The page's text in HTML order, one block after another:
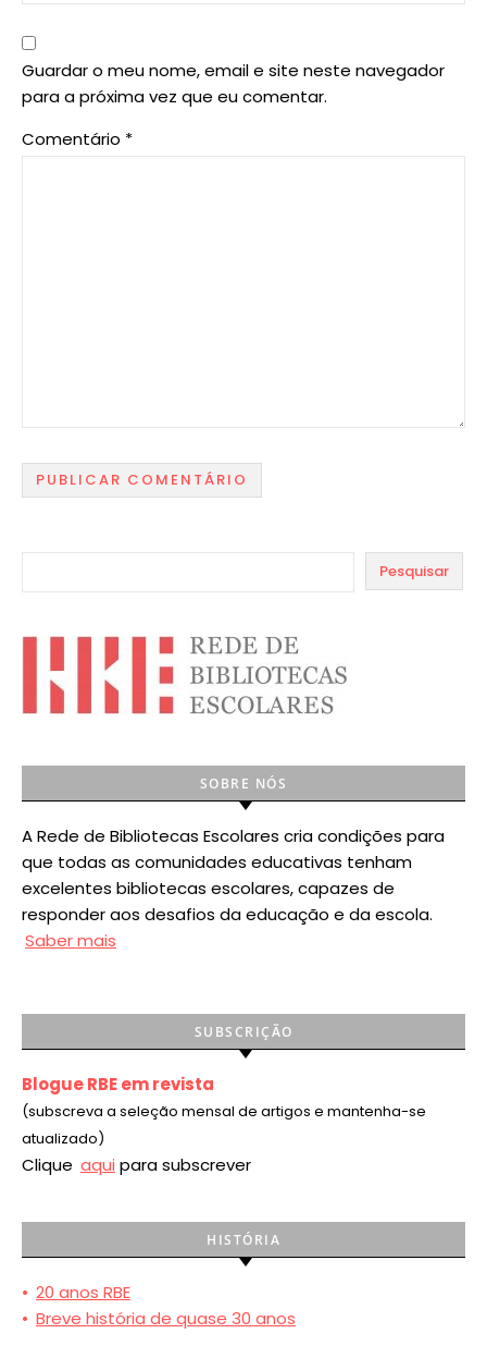
Guardar o meu nome, email e site neste navegador
para a próxima vez que eu comentar.
Comentário *
Pesquisar
SOBRE NÓS
A Rede de Bibliotecas Escolares cria condições para
que todas as comunidades educativas tenham
excelentes bibliotecas escolares, capazes de
responder aos desafios da educação e da escola.
Saber mais
SUBSCRIÇÃO
Blogue RBE em revista
(subscreva a seleção mensal de artigos e mantenha-se
atualizado)
Clique aqui para subscrever
HISTÓRIA
• 20 anos RBE
• Breve história de quase 30 anos